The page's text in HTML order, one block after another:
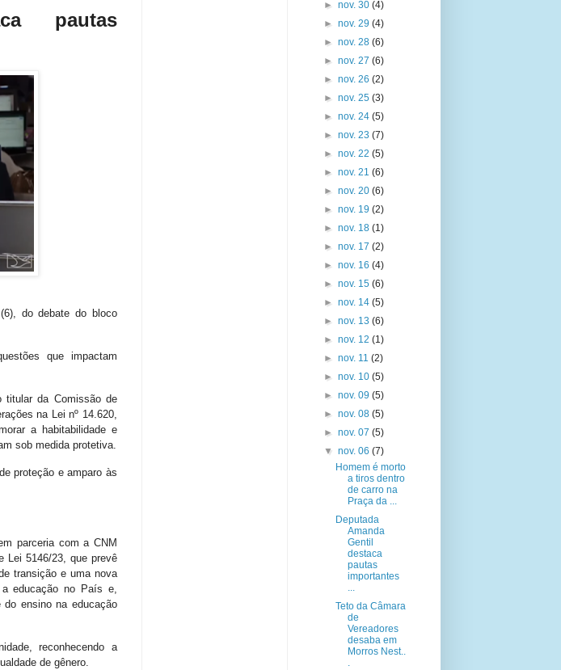
pautas
do debate do bloco
que impactam
titular da Comissão de
na Lei nº 14.620,
a habitabilidade e
sob medida protetiva.
proteção e amparo às
parceria com a CNM
Lei 5146/23, que prevê
transição e uma nova
a educação no País e,
do ensino na educação
reconhecendo a
de gênero.
► nov. 30 (4)
► nov. 29 (4)
► nov. 28 (6)
► nov. 27 (6)
► nov. 26 (2)
► nov. 25 (3)
► nov. 24 (5)
► nov. 23 (7)
► nov. 22 (5)
► nov. 21 (6)
► nov. 20 (6)
► nov. 19 (2)
► nov. 18 (1)
► nov. 17 (2)
► nov. 16 (4)
► nov. 15 (6)
► nov. 14 (5)
► nov. 13 (6)
► nov. 12 (1)
► nov. 11 (2)
► nov. 10 (5)
► nov. 09 (5)
► nov. 08 (5)
► nov. 07 (5)
▼ nov. 06 (7)
Homem é morto
a tiros dentro
de carro na
Praça da ...
Deputada
Amanda
Gentil
destaca
pautas
importantes
...
Teto da Câmara
de
Vereadores
desaba em
Morros Nest..
.